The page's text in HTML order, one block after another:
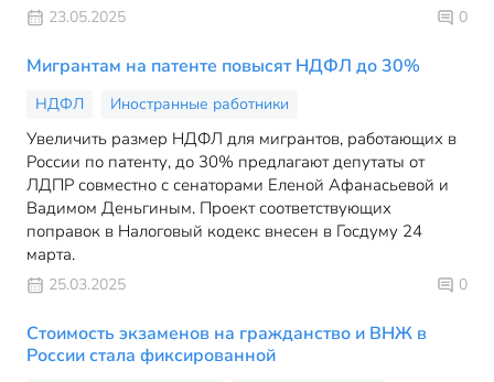
23.05.2025 0
Мигрантам на патенте повысят НДФЛ до 30%
НДФЛ Иностранные работники
Увеличить размер НДФЛ для мигрантов, работающих в
России по патенту, до 30% предлагают депутаты от
ЛДПР совместно с сенаторами Еленой Афанасьевой и
Вадимом Деньгиным. Проект соответствующих
поправок в Налоговый кодекс внесен в Госдуму 24
марта.
25.03.2025 0
Стоимость экзаменов на гражданство и ВНЖ в
России стала фиксированной